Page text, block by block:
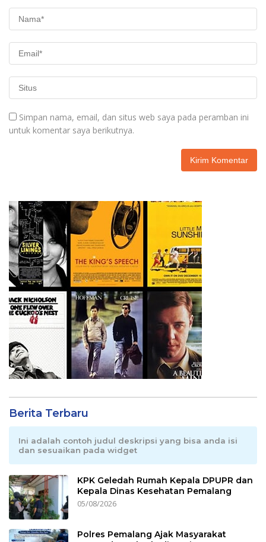
Simpan nama, email, dan situs web saya pada peramban ini
untuk komentar saya berikutnya.
Berita Terbaru
Ini adalah contoh judul deskripsi yang bisa anda isi
dan sesuaikan pada widget
KPK Geledah Rumah Kepala DPUPR dan
Kepala Dinas Kesehatan Pemalang
05/08/2026
Polres Pemalang Ajak Masyarakat